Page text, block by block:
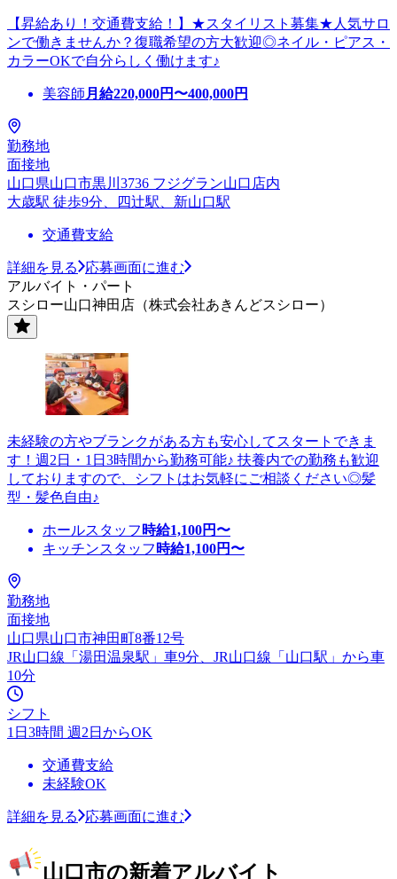
【昇給あり！交通費支給！】★スタイリスト募集★人気サロ
ンで働きませんか？復職希望の方大歓迎◎ネイル・ピアス・
カラーOKで自分らしく働けます♪
美容師 月給220,000円〜400,000円
勤務地
面接地
山口県山口市黒川3736 フジグラン山口店内
大歳駅 徒歩9分、四辻駅、新山口駅
交通費支給
詳細を見る
応募画面に進む
アルバイト・パート
スシロー山口神田店（株式会社あきんどスシロー）
未経験の方やブランクがある方も安心してスタートできま
す！週2日・1日3時間から勤務可能♪ 扶養内での勤務も歓迎
しておりますので、シフトはお気軽にご相談ください◎髪
型・髪色自由♪
ホールスタッフ 時給1,100円〜
キッチンスタッフ 時給1,100円〜
勤務地
面接地
山口県山口市神田町8番12号
JR山口線「湯田温泉駅」車9分、JR山口線「山口駅」から車
10分
シフト
1日3時間 週2日からOK
交通費支給
未経験OK
詳細を見る 応募画面に進む
山口市の新着アルバイト